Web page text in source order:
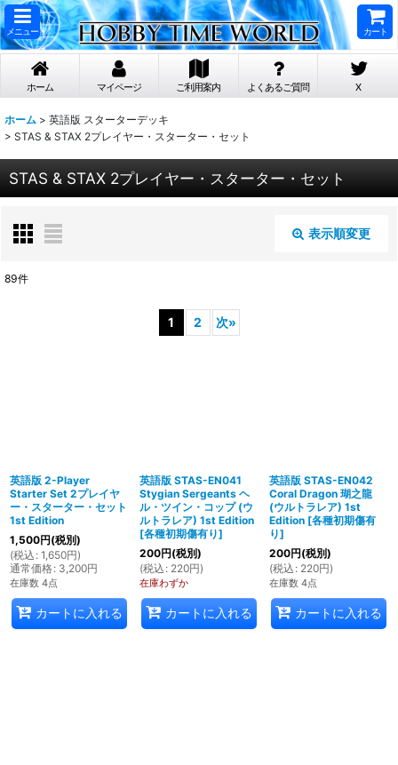
メニュー カート
ホーム マイページ ご利用案内 よくあるご質問 X
ホーム > 英語版 スターターデッキ
> STAS & STAX 2プレイヤー・スターター・セット
STAS & STAX 2プレイヤー・スターター・セット
表示順変更
89件
1 2 次»
英語版 2-Player
Starter Set 2プレイヤ
ー・スターター・セット
1st Edition
1,500円(税別)
(税込 : 1,650円)
通常価格: 3,200円
在庫数 4点
カートに入れる
英語版 STAS-EN041
Stygian Sergeants ヘ
ル・ツイン・コップ (ウ
ルトラレア) 1st Edition
[各種初期傷有り]
200円(税別)
(税込 : 220円)
在庫わずか
カートに入れる
英語版 STAS-EN042
Coral Dragon 瑚之龍
(ウルトラレア) 1st
Edition [各種初期傷有
り]
200円(税別)
(税込 : 220円)
在庫数 4点
カートに入れる